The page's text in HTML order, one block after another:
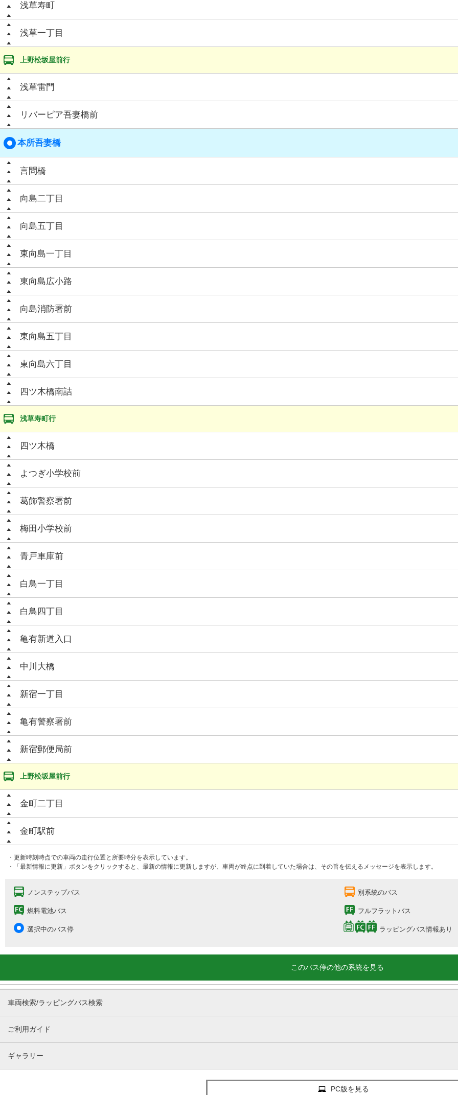
浅草寿町
浅草一丁目
上野松坂屋前行
浅草雷門
リバーピア吾妻橋前
本所吾妻橋
言問橋
向島二丁目
向島五丁目
東向島一丁目
東向島広小路
向島消防署前
東向島五丁目
東向島六丁目
四ツ木橋南詰
浅草寿町行
四ツ木橋
よつぎ小学校前
葛飾警察署前
梅田小学校前
青戸車庫前
白鳥一丁目
白鳥四丁目
亀有新道入口
中川大橋
新宿一丁目
亀有警察署前
新宿郵便局前
上野松坂屋前行
金町二丁目
金町駅前
・更新時刻時点での車両の走行位置と所要時分を表示しています。
・「最新情報に更新」ボタンをクリックすると、最新の情報に更新しますが、車両が終点に到着していた場合は、その旨を伝えるメッセージを表示します。
ノンステップバス 別系統のバス
燃料電池バス フルフラットバス
選択中のバス停 ラッピングバス情報あり
このバス停の他の系統を見る
車両検索/ラッピングバス検索
ご利用ガイド
ギャラリー
PC版を見る